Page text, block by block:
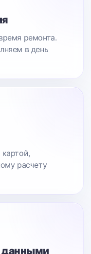
ремонта.
в день
расчету
данными